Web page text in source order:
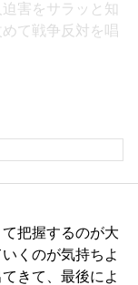
害をサラッと知
て戦争反対を唱
把握するのが大
くのが気持ちよ
きて、最後によ